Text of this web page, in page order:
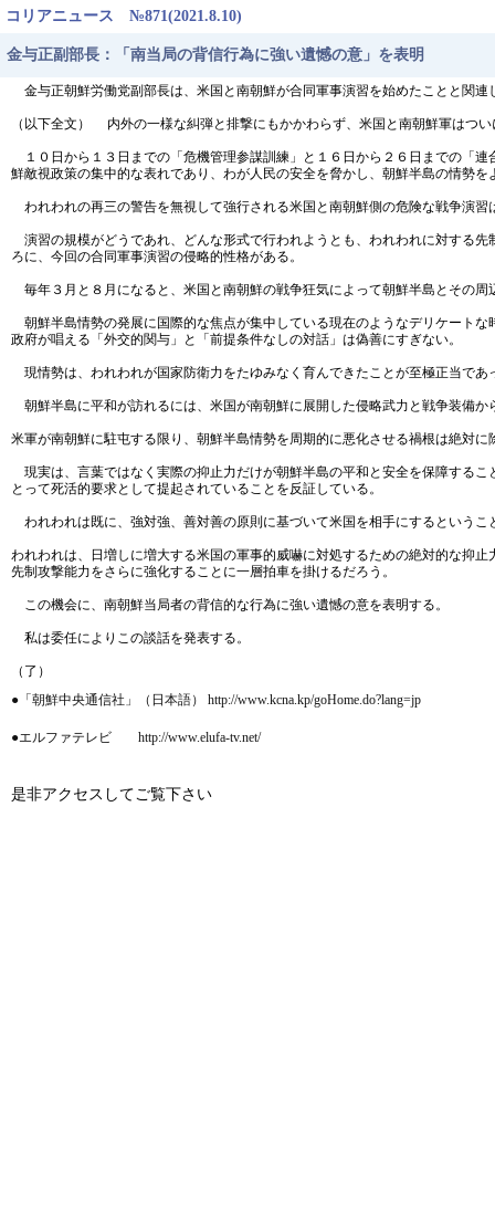
コリアニュース №871(2021.8.10)
金与正副部長：「南当局の背信行為に強い遺憾の意」を表明
金与正朝鮮労働党副部長は、米国と南朝鮮が合同軍事演習を始めたことと関連
（以下全文） 内外の一様な糾弾と排撃にもかかわらず、米国と南朝鮮軍はつ
１０日から１３日までの「危機管理参謀訓練」と１６日から２６日までの「
鮮敵視政策の集中的な表れであり、わが人民の安全を脅かし、朝鮮半島の情勢
われわれの再三の警告を無視して強行される米国と南朝鮮側の危険な戦争演
演習の規模がどうであれ、どんな形式で行われようとも、われわれに対する
ろに、今回の合同軍事演習の侵略的性格がある。
毎年３月と８月になると、米国と南朝鮮の戦争狂気によって朝鮮半島とその
朝鮮半島情勢の発展に国際的な焦点が集中している現在のようなデリケート
政府が唱える「外交的関与」と「前提条件なしの対話」は偽善にすぎない。
現情勢は、われわれが国家防衛力をたゆみなく育んできたことが至極正当であ
朝鮮半島に平和が訪れるには、米国が南朝鮮に展開した侵略武力と戦争装備か
米軍が南朝鮮に駐屯する限り、朝鮮半島情勢を周期的に悪化させる禍根は絶対に
現実は、言葉ではなく実際の抑止力だけが朝鮮半島の平和と安全を保障する
とって死活的要求として提起されていることを反証している。
われわれは既に、強対強、善対善の原則に基づいて米国を相手にするというこ
われわれは、日増しに増大する米国の軍事的威嚇に対処するための絶対的な抑
先制攻撃能力をさらに強化することに一層拍車を掛けるだろう。
この機会に、南朝鮮当局者の背信的な行為に強い遺憾の意を表明する。
私は委任によりこの談話を発表する。
（了）
●「朝鮮中央通信社」（日本語） http://www.kcna.kp/goHome.do?lang=jp
●エルファテレビ http://www.elufa-tv.net/
是非アクセスしてご覧下さい